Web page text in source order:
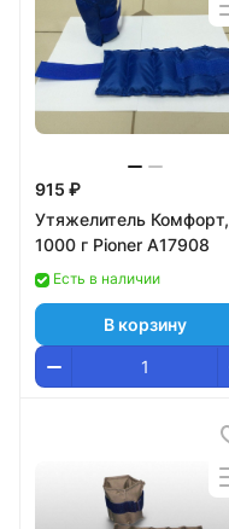
915 ₽
Утяжелитель Комфорт,
1000 г Pioner A17908
Есть в наличии
В корзину